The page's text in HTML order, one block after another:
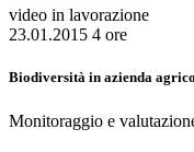
video in lavorazione
23.01.2015 4 ore
Biodiversità in azienda
Monitoraggio e